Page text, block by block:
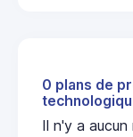
0 plans de
Il n'y a aucun